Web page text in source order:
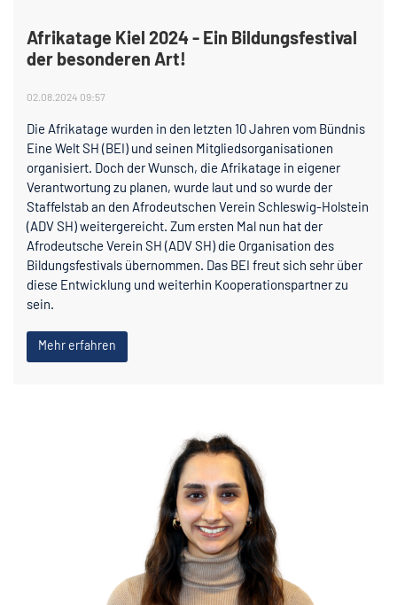
Afrikatage Kiel 2024 - Ein Bildungsfestival
der besonderen Art!
02.08.2024 09:57
Die Afrikatage wurden in den letzten 10 Jahren vom Bündnis
Eine Welt SH (BEI) und seinen Mitgliedsorganisationen
organisiert. Doch der Wunsch, die Afrikatage in eigener
Verantwortung zu planen, wurde laut und so wurde der
Staffelstab an den Afrodeutschen Verein Schleswig-Holstein
(ADV SH) weitergereicht. Zum ersten Mal nun hat der
Afrodeutsche Verein SH (ADV SH) die Organisation des
Bildungsfestivals übernommen. Das BEI freut sich sehr über
diese Entwicklung und weiterhin Kooperationspartner zu
sein.
Mehr erfahren